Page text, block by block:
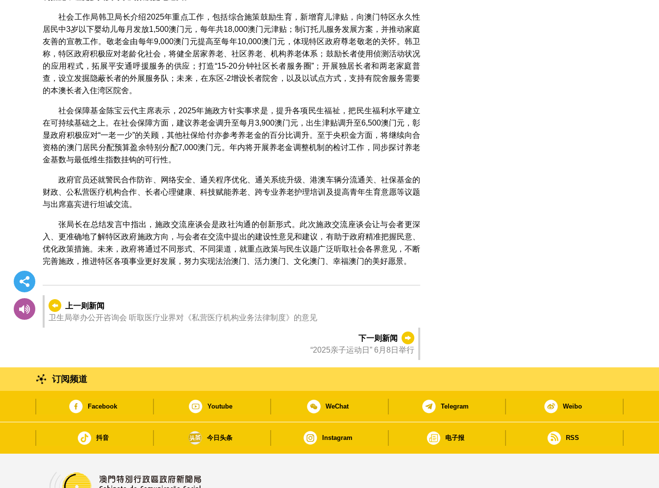
社会工作局韩卫局长介绍2025年重点工作，包括综合施策鼓励生育，新增育儿津贴，向澳门特区永久性
居民中3岁以下婴幼儿每月发放1,500澳门元，每年共18,000澳门元津贴；制订托儿服务发展方案，并推动家庭
友善的宣教工作。敬老金由每年9,000澳门元提高至每年10,000澳门元，体现特区政府尊老敬老的关怀。韩卫
称，特区政府积极应对老龄化社会，将健全居家养老、社区养老、机构养老体系；鼓励长者使用侦测活动状况
的应用程式，拓展平安通呼援服务的供应；打造“15-20分钟社区长者服务圈”；开展独居长者和两老家庭普
查，设立发掘隐蔽长者的外展服务队；未来，在东区-2增设长者院舍，以及以试点方式，支持有院舍服务需要
的本澳长者入住湾区院舍。
社会保障基金陈宝云代主席表示，2025年施政方针实事求是，提升各项民生福祉，把民生福利水平建立
在可持续基础之上。在社会保障方面，建议养老金调升至每月3,900澳门元，出生津贴调升至6,500澳门元，彰
显政府积极应对“一老一少”的关顾，其他社保给付亦参考养老金的百分比调升。至于央积金方面，将继续向合
资格的澳门居民分配预算盈余特别分配7,000澳门元。年内将开展养老金调整机制的检讨工作，同步探讨养老
金基数与最低维生指数挂钩的可行性。
政府官员还就警民合作防诈、网络安全、通关程序优化、通关系统升级、港澳车辆分流通关、社保基金的
财政、公私营医疗机构合作、长者心理健康、科技赋能养老、跨专业养老护理培训及提高青年生育意愿等议题
与出席嘉宾进行坦诚交流。
张局长在总结发言中指出，施政交流座谈会是政社沟通的创新形式。此次施政交流座谈会让与会者更深
入、更准确地了解特区政府施政方向，与会者在交流中提出的建设性意见和建议，有助于政府精准把握民意、
优化政策措施。未来，政府将通过不同形式、不同渠道，就重点政策与民生议题广泛听取社会各界意见，不断
完善施政，推进特区各项事业更好发展，努力实现法治澳门、活力澳门、文化澳门、幸福澳门的美好愿景。
上一则新闻
卫生局举办公开咨询会 听取医疗业界对《私营医疗机构业务法律制度》的意见
下一则新闻
“2025亲子运动日” 6月8日举行
订阅频道
Facebook Youtube WeChat Telegram Weibo
抖音 今日头条 Instagram 电子报 RSS